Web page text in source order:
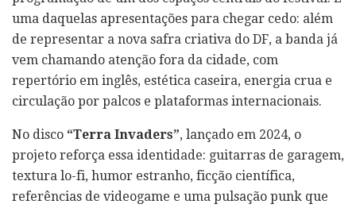
uma daquelas apresentações para chegar cedo: além
de representar a nova safra criativa do DF, a banda já
vem chamando atenção fora da cidade, com
repertório em inglês, estética caseira, energia crua e
circulação por palcos e plataformas internacionais.
No disco “Terra Invaders”, lançado em 2024, o
projeto reforça essa identidade: guitarras de garagem,
textura lo-fi, humor estranho, ficção científica,
referências de videogame e uma pulsação punk que